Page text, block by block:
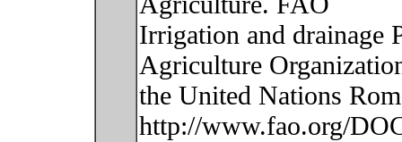
Irrigation and drainage
Agriculture
the United Nations
http://www.fao.org/